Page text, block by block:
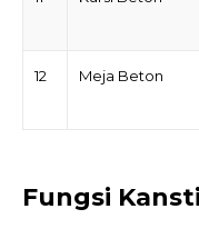
12 Meja Beton
Fungsi